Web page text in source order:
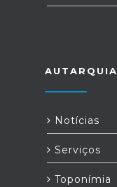
AUTARQUIA
Notícias
Serviços
Toponímia